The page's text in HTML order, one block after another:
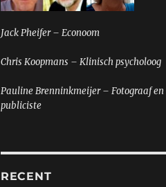
Jack Pheifer – Econoom
Chris Koopmans – Klinisch psycholoog
Pauline Brenninkmeijer – Fotograaf en
publiciste
RECENT